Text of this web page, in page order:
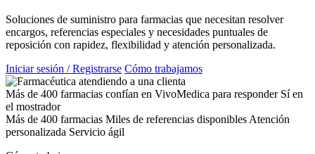
Soluciones de suministro para farmacias que necesitan resolver
encargos, referencias especiales y necesidades puntuales de
reposición con rapidez, flexibilidad y atención personalizada.
Iniciar sesión / Registrarse Cómo trabajamos
Más de 400 farmacias confían en VivoMedica para responder Sí en
el mostrador
Más de 400 farmacias Miles de referencias disponibles Atención
personalizada Servicio ágil